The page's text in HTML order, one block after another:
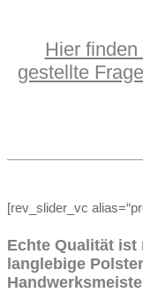
Hier
gestellte
[rev_slider_vc
Echte Qualität ist
langlebige